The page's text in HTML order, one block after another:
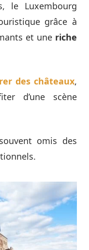
le Luxembourg
grâce à
et une riche
des châteaux,
d’une scène
omis des